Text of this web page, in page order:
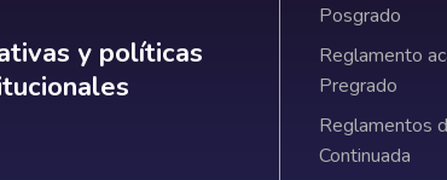
y políticas institucionales
y políticas
Posgrado
Reglamento
Pregrado
Reglamentos
Continuada